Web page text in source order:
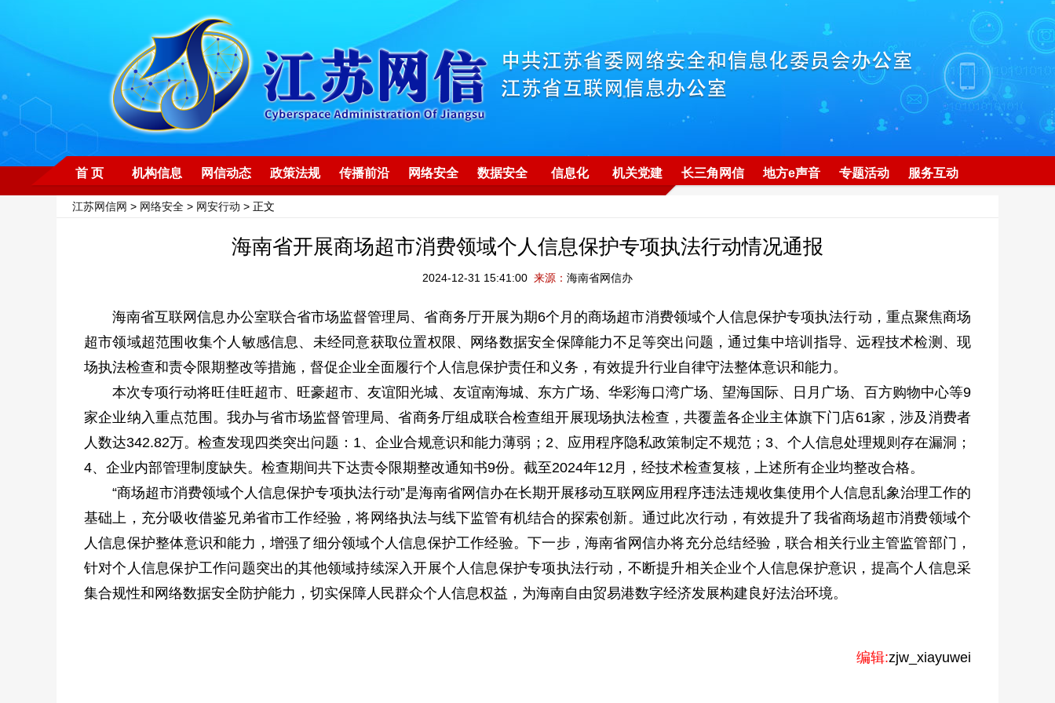
首 页 机构信息 网信动态 政策法规 传播前沿 网络安全 数据安全 信息化 机关党建 长三角网信 地方e声音 专题活动 服务互动
江苏网信网 > 网络安全 > 网安行动 > 正文
海南省开展商场超市消费领域个人信息保护专项执法行动情况通报
2024-12-31 15:41:00 来源： 海南省网信办
海南省互联网信息办公室联合省市场监督管理局、省商务厅开展为期6个月的商场超市消费领域个人信息保护专项执法行动，重点聚焦商场
超市领域超范围收集个人敏感信息、未经同意获取位置权限、网络数据安全保障能力不足等突出问题，通过集中培训指导、远程技术检测、现
场执法检查和责令限期整改等措施，督促企业全面履行个人信息保护责任和义务，有效提升行业自律守法整体意识和能力。
本次专项行动将旺佳旺超市、旺豪超市、友谊阳光城、友谊南海城、东方广场、华彩海口湾广场、望海国际、日月广场、百方购物中心等9
家企业纳入重点范围。我办与省市场监督管理局、省商务厅组成联合检查组开展现场执法检查，共覆盖各企业主体旗下门店61家，涉及消费者
人数达342.82万。检查发现四类突出问题：1、企业合规意识和能力薄弱；2、应用程序隐私政策制定不规范；3、个人信息处理规则存在漏洞；
4、企业内部管理制度缺失。检查期间共下达责令限期整改通知书9份。截至2024年12月，经技术检查复核，上述所有企业均整改合格。
“商场超市消费领域个人信息保护专项执法行动”是海南省网信办在长期开展移动互联网应用程序违法违规收集使用个人信息乱象治理工作的
基础上，充分吸收借鉴兄弟省市工作经验，将网络执法与线下监管有机结合的探索创新。通过此次行动，有效提升了我省商场超市消费领域个
人信息保护整体意识和能力，增强了细分领域个人信息保护工作经验。下一步，海南省网信办将充分总结经验，联合相关行业主管监管部门，
针对个人信息保护工作问题突出的其他领域持续深入开展个人信息保护专项执法行动，不断提升相关企业个人信息保护意识，提高个人信息采
集合规性和网络数据安全防护能力，切实保障人民群众个人信息权益，为海南自由贸易港数字经济发展构建良好法治环境。
编辑:zjw_xiayuwei